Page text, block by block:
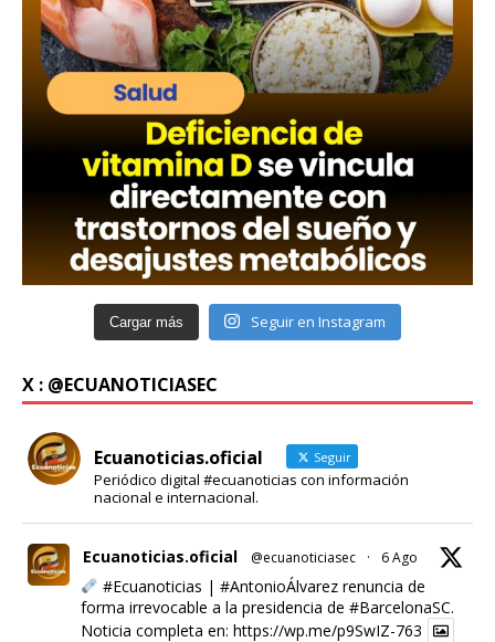
Cargar más Seguir en Instagram
X : @ECUANOTICIASEC
Ecuanoticias.oficial Seguir
Periódico digital #ecuanoticias con información
nacional e internacional.
Ecuanoticias.oficial @ecuanoticiasec · 6 Ago
#Ecuanoticias | #AntonioÁlvarezrenuncia de
forma irrevocable a la presidencia de #BarcelonaSC.
Noticia completa en: https://wp.me/p9SwIZ-763